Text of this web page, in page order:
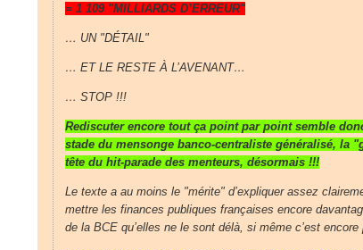
= 1 109 "MILLIARDS D’ERREUR"
… UN "DÉTAIL"
… ET LE RESTE À L’AVENANT…
… STOP !!!
Rediscuter encore tout ça point par point semble
stade du mensonge banco-centraliste généralisé, la
tête du hit-parade des menteurs, désormais !!!
Le texte a au moins le "mérite" d’expliquer assez
mettre les finances publiques françaises encore
de la BCE qu’elles ne le sont délà, si même c’est